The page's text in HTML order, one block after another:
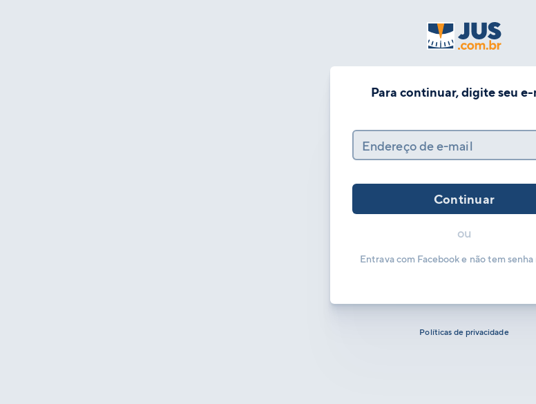
Para continuar, digite seu
Endereço de e-mail
Continuar
ou
Entrava com Facebook e não tem senha
Políticas de privacidade